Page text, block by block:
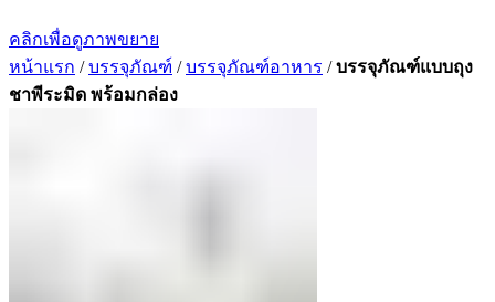
คลิกเพื่อดูภาพขยาย
หน้าแรก /บรรจุภัณฑ์ /บรรจุภัณฑ์อาหาร /บรรจุภัณฑ์แบบถุง
ชาพีระมิด พร้อมกล่อง